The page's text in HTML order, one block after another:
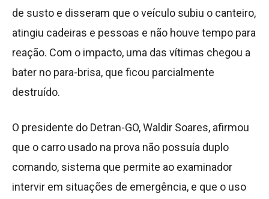
de susto e disseram que o veículo subiu o canteiro,
atingiu cadeiras e pessoas e não houve tempo para
reação. Com o impacto, uma das vítimas chegou a
bater no para-brisa, que ficou parcialmente
destruído.
O presidente do Detran-GO, Waldir Soares, afirmou
que o carro usado na prova não possuía duplo
comando, sistema que permite ao examinador
intervir em situações de emergência, e que o uso